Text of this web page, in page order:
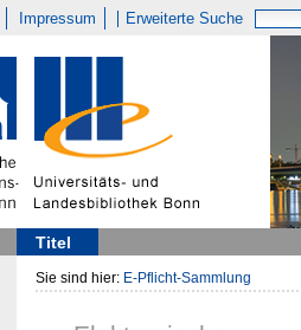
Impressum Erweiterte Suche
Titel
Sie sind hier: E-Pflicht-Sammlung